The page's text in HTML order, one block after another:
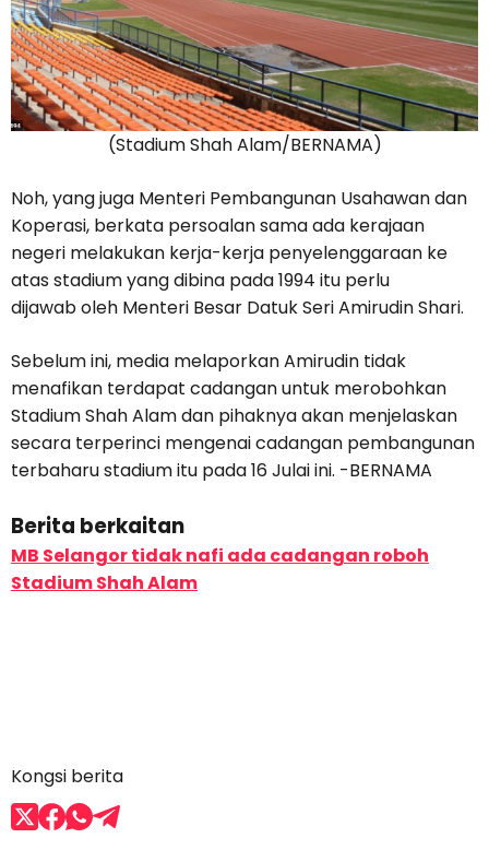
(Stadium Shah Alam/BERNAMA)
Noh, yang juga Menteri Pembangunan Usahawan dan
Koperasi, berkata persoalan sama ada kerajaan
negeri melakukan kerja-kerja penyelenggaraan ke
atas stadium yang dibina pada 1994 itu perlu
dijawab oleh Menteri Besar Datuk Seri Amirudin Shari.
Sebelum ini, media melaporkan Amirudin tidak
menafikan terdapat cadangan untuk merobohkan
Stadium Shah Alam dan pihaknya akan menjelaskan
secara terperinci mengenai cadangan pembangunan
terbaharu stadium itu pada 16 Julai ini. -BERNAMA
Berita berkaitan
MB Selangor tidak nafi ada cadangan roboh
Stadium Shah Alam
Kongsi berita